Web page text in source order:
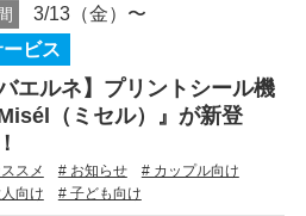
3/13（金）〜
ビス
バエルネ】プリントシール機
Misél（ミセル）』が新登
スメ # お知らせ
# カップル向け
向け
# 子ども向け